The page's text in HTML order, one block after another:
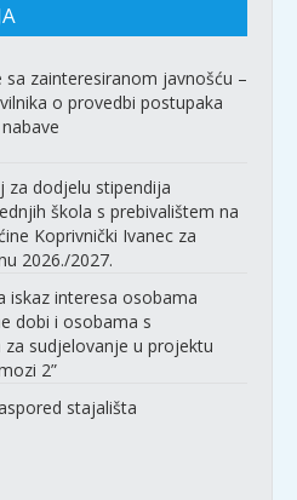
sa zainteresiranom javnošću –
o provedbi postupaka
za dodjelu stipendija
škola s prebivalištem na
Koprivnički Ivanec za
2026./2027.
iskaz interesa osobama
dobi i osobama s
sudjelovanje u projektu
2”
stajališta